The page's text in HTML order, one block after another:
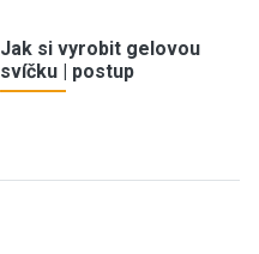
Jak si vyrobit gelovou
svíčku | postup